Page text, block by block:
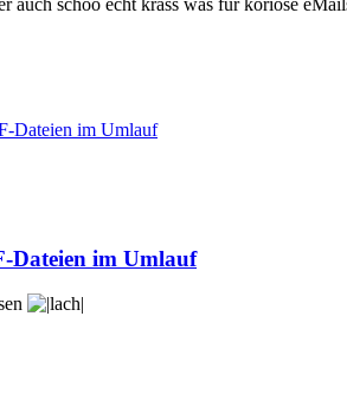
auch schoo echt krass was für koriose
Dateien im Umlauf
Dateien im Umlauf